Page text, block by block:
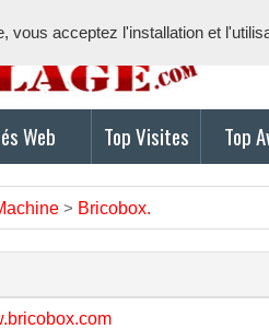
Web Top Visites Top
> Bricobox.
vous acceptez l'installation et